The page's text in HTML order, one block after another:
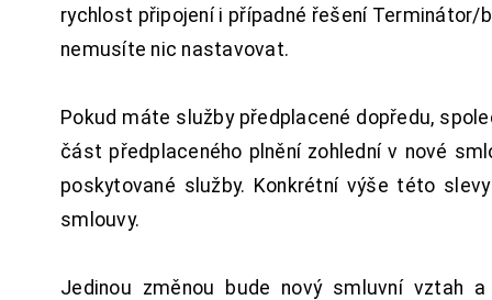
rychlost připojení i případné řešení Terminátor/
nemusíte nic nastavovat.
Pokud máte služby předplacené dopředu,
část předplaceného plnění zohlední v nové
poskytované služby. Konkrétní výše této
smlouvy.
Jedinou změnou bude nový smluvní vztah